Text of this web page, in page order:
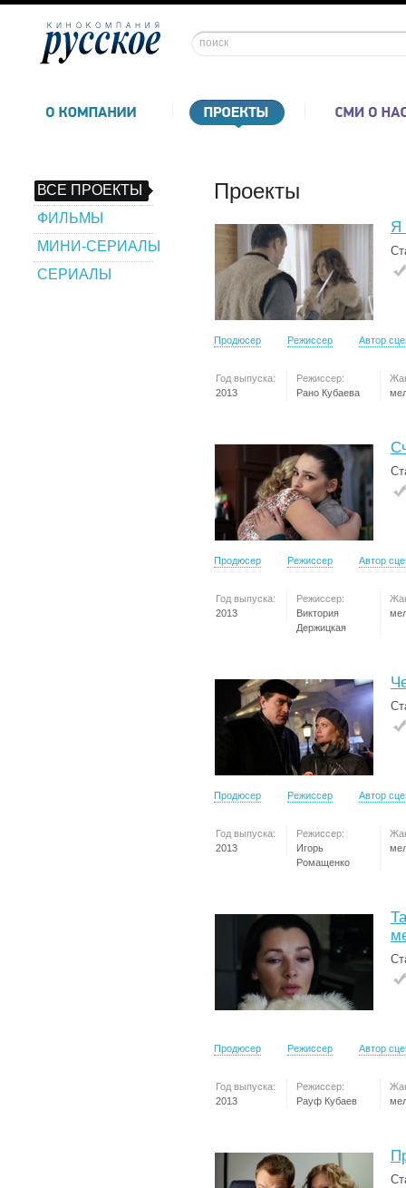
ВСЕ ПРОЕКТЫ
ФИЛЬМЫ
МИНИ-СЕРИАЛЫ
СЕРИАЛЫ
Проекты
Я
Продюсер Режиссер Автор
Год выпуска:
2013
Режиссер:
Рано Кубаева
Продюсер Режиссер Автор
Год выпуска:
2013
Режиссер:
Виктория
Держицкая
Продюсер Режиссер Автор
Год выпуска:
2013
Режиссер:
Игорь
Ромащенко
Продюсер Режиссер Автор
Год выпуска:
2013
Режиссер:
Рауф Кубаев